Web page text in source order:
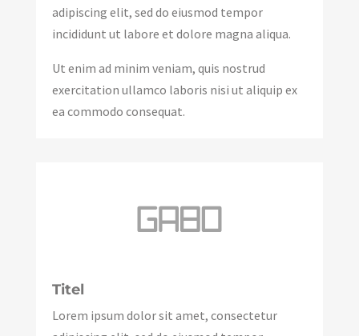
adipiscing elit, sed do eiusmod tempor
incididunt ut labore et dolore magna aliqua.
Ut enim ad minim veniam, quis nostrud
exercitation ullamco laboris nisi ut aliquip ex
ea commodo consequat.
Titel
Lorem ipsum dolor sit amet, consectetur